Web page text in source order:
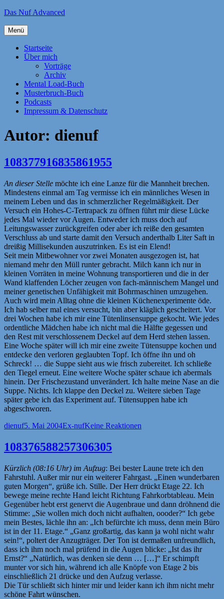
Zum
springen
Das Nuf Advanced
Menü
Startseite
Über mich
Vorträge
Archiv
Mental Load-Buch
Musterbruch-Buch
Podcasts
Impressum & Datenschutz
Autor: dienuf
108377916835861955
An dieser Stelle möchte ich eine Lanze für die Mannheit brechen.
Mindestens einmal am Tag vermisse ich ein männliches Wesen in
meinem Leben und das in schmerzlicher Regelmäßigkeit. Der
Versuch ein Hohes-C-Tertrapack zu öffnen führt mir diese Lücke
jedes Mal wieder vor Augen. Entweder ich muss doch auf
Leitungswasser zurückgreifen oder aber ich reiße den gesamten
Verschluss ab und starte damit den Versuch anderthalb Liter Saft in
dreißig Millisekunden auszutrinken. Es ist ein Elend!
Seit mein Mitbewohner vor zwei Monaten ausgezogen ist, hat
niemand mehr den Müll runter gebracht. Milch kann ich nur in
kleinen Vorräten in meine Wohnung transportieren und die in der
Wand klaffenden Löcher zeugen von fach-männischem Mangel und
meiner genetischen Unfähigkeit mit Bohrmaschinen umzugehen.
Auch wird mein Alltag ohne die kleinen Küchenexperimente öde.
Ich hab selber mal eines versucht, bin aber kläglich gescheitert. Vor
drei Wochen habe ich mir eine Tütenlinsensuppe gekocht. Wie jedes
ordentliche Mädchen habe ich nicht mal die Hälfte gegessen und
den Rest mit verschlossenem Deckel auf dem Herd stehen lassen.
Eine Woche später will ich mir eine zweite Tütensuppe kochen und
entdecke den verloren geglaubten Topf. Ich öffne ihn und oh
Schreck! … die Suppe sieht aus wie frisch zubereitet. Ich schließe
den Tiegel erneut. Eine weitere Woche später schaue ich abermals
hinein. Der Frischezustand unverändert. Ich halte meine Nase an die
Suppe. Nichts. Ich klappe den Deckel zu. Weitere sieben Tage
später gebe ich das Experiment auf. Tütensuppen habe ich
abgeschworen.
Autor
dienufVeröffentlicht
5. Mai 2004Kategorien
Ex-nufKeine Reaktionen
108376588257306305
Kürzlich (08:16 Uhr) im Aufzug: Bei bester Laune trete ich den
Fahrstuhl. Außer mir nur ein weiterer Fahrgast. „Einen wunderbaren
guten Morgen“, grüße ich. Stille. Der Herr drückt Etage 22. Ich
bewege meine rechte Hand leicht Richtung Fahrkorbtableau. Mein
Gegenüber hebt erst genervt die Augenbraue und dann dröhnend die
Stimme: „Sie wollen mich doch nicht aufhalten, oooder?“ Ich gebe
mein Bestes, lächle ihn an: „Ich befürchte ich muss, denn mein Büro
ist in der 11. Etage.“ „Ganz großartig, das kann ja wohl nicht wahr
sein!“, poltert der Anzugträger. Der Ton ist dermaßen unfreundlich,
dass ich ihm noch mal prüfend in die Augen blicke: „Ist das ihr
Ernst?“ „Natürlich, was denken sie denn … […]“ Er schimpft
munter vor sich hin, während ich alle Knöpfe von Etage 2 bis
einschließlich 21 drücke und den Aufzug verlasse.
Die Tür schließt sich hinter mir und leider kann ich ihm nicht mehr
schöne Fahrt wünschen.